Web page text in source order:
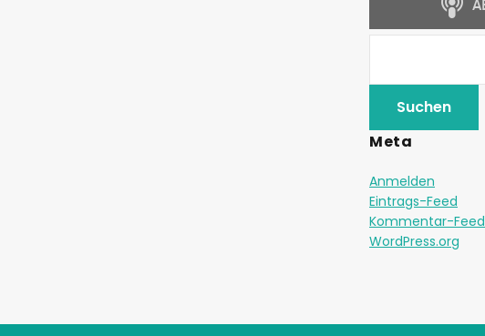
Meta
Anmelden
Eintrags-Feed
Kommentar-Feed
WordPress.org